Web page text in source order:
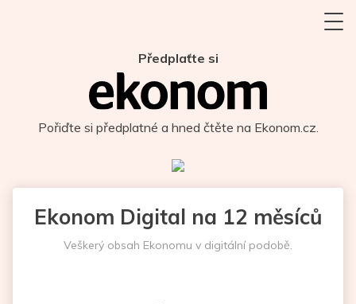
Předplaťte si
Pořiďte si předplatné a hned čtěte na Ekonom.cz.
Ekonom Digital na 12 měsíců
Veškerý obsah Ekonomu v digitální podobě.